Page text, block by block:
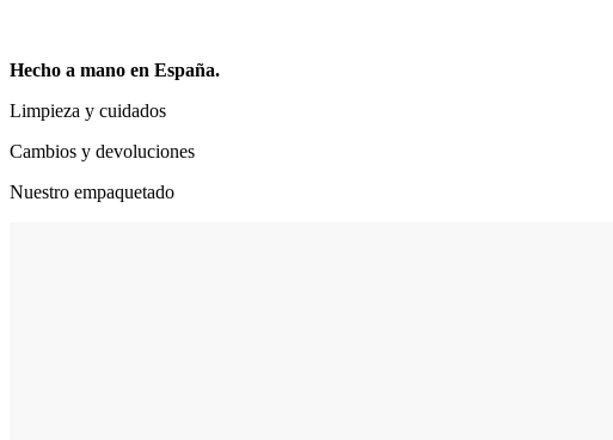
Hecho a mano en España.
Limpieza y cuidados
Cambios y devoluciones
Nuestro empaquetado